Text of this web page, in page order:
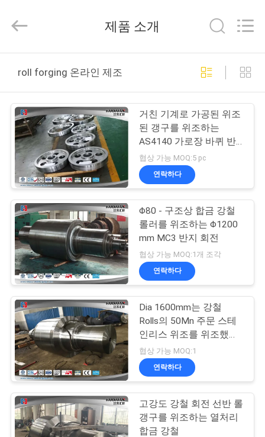
제
품
동
영
상
우
리
에
대
하
여
공
2026
JIANGSU
EQUIPMENT
Reserved.
제품 소개
roll forging 온라인 제조
거친 기계로 가공된 위조
된 갱구를 위조하는
AS4140 가로장 바퀴 반
지 회전
협상 가능 MOQ:5 pc
연락하다
Φ80 - 구조상 합금 강철
롤러를 위조하는 Φ1200
mm MC3 반지 회전
협상 가능 MOQ:1개 조각
연락하다
Dia 1600mm는 강철
Rolls의 50Mn 주문 스테
인리스 위조를 위조했습
니다
협상 가능 MOQ:1
연락하다
고강도 강철 회전 선반 롤
갱구를 위조하는 열처리
합금 강철